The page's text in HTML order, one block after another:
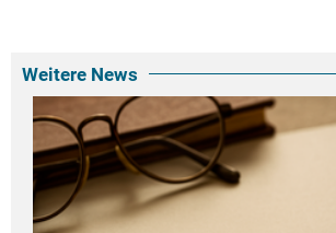
Weitere News